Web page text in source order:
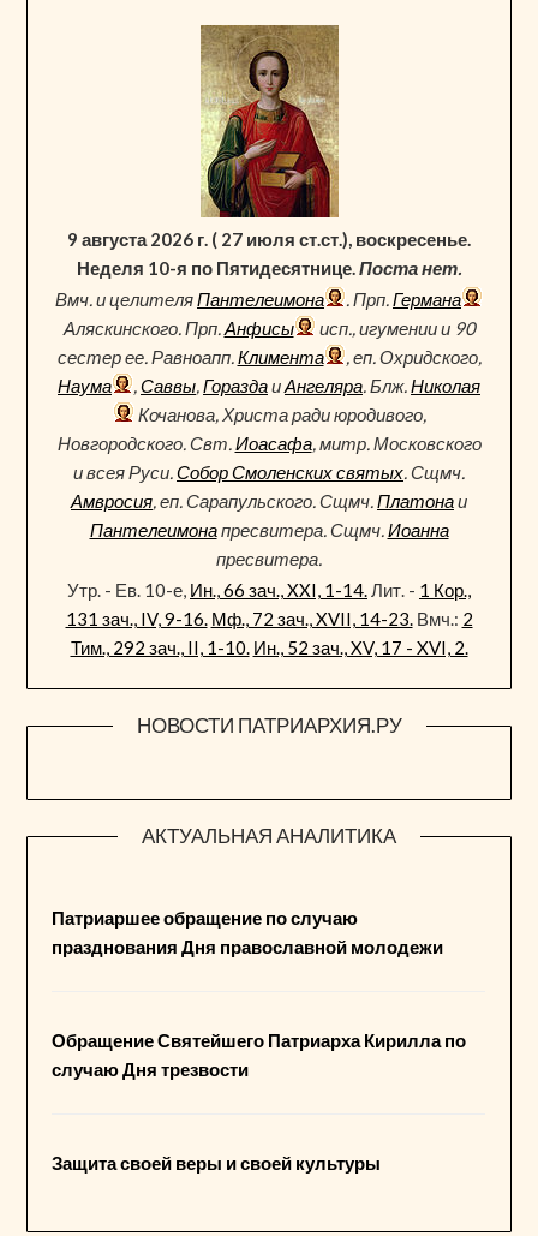
9 августа 2026 г. ( 27 июля ст.ст.), воскресенье.
Неделя 10-я по Пятидесятнице.Поста нет.
Вмч. и целителяПантелеимона . Прп.Германа
Аляскинского. Прп.Анфисы
исп., игумении и 90
сестер ее. Равноапп.Климента
, еп. Охридского,
Наума
,Саввы,ГораздаиАнгеляра. Блж.Николая
Кочанова, Христа ради юродивого,
Новгородского. Свт.Иоасафа, митр. Московского
и всея Руси.Собор Смоленских святых. Сщмч.
Амвросия, еп. Сарапульского. Сщмч.Платонаи
Пантелеимонапресвитера. Сщмч.Иоанна
пресвитера.
Утр. - Ев. 10-е, Ин., 66 зач., XXI, 1-14.Лит. - 1 Кор.,
131 зач., IV, 9-16. Мф., 72 зач., XVII, 14-23.Вмч.: 2
Тим., 292 зач., II, 1-10. Ин., 52 зач., XV, 17 - XVI, 2.
НОВОСТИ ПАТРИАРХИЯ.РУ
АКТУАЛЬНАЯ АНАЛИТИКА
Патриаршее обращение по случаю
празднования Дня православной молодежи
Обращение Святейшего Патриарха Кирилла по
случаю Дня трезвости
Защита своей веры и своей культуры